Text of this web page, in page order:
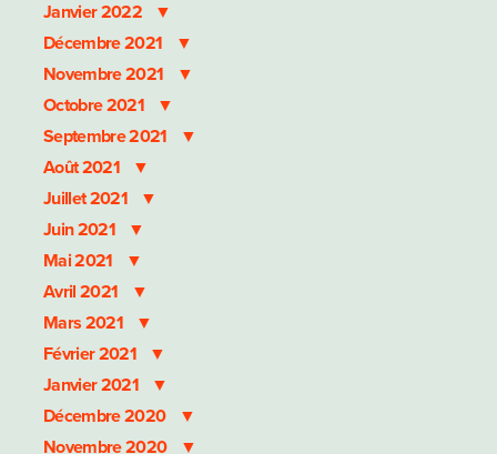
Janvier 2022
Décembre 2021
Novembre 2021
Octobre 2021
Septembre 2021
Août 2021
Juillet 2021
Juin 2021
Mai 2021
Avril 2021
Mars 2021
Février 2021
Janvier 2021
Décembre 2020
Novembre 2020